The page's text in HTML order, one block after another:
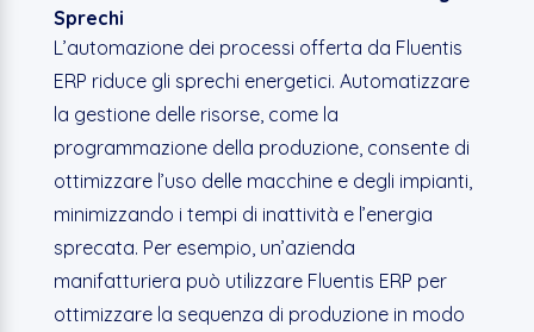
Sprechi
L’automazione dei processi offerta da Fluentis
ERP riduce gli sprechi energetici. Automatizzare
la gestione delle risorse, come la
programmazione della produzione, consente di
ottimizzare l’uso delle macchine e degli impianti,
minimizzando i tempi di inattività e l’energia
sprecata. Per esempio, un’azienda
manifatturiera può utilizzare Fluentis ERP per
ottimizzare la sequenza di produzione in modo